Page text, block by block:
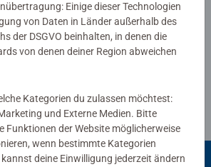
Reihen Maxi, Midi und den
einen unendlichen Zeichenspaß.
Einige dieser Technologien
von Daten in Länder außerhalb des
der DSGVO beinhalten, in denen die
von denen deiner Region abweichen
Kategorien du zulassen möchtest:
und Externe Medien. Bitte
Funktionen der Website möglicherweise
wenn bestimmte Kategorien
deine Einwilligung jederzeit ändern